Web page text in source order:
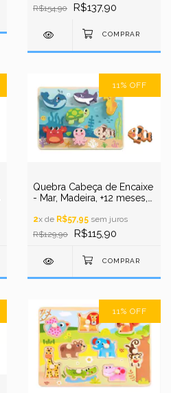
R$154,90
R$137,90
11 % OFF
Quebra Cabeça de Encaixe
- Mar, Madeira, +12 meses,
2x de R$57,95 sem juros
R$129,90
R$115,90
11% OFF